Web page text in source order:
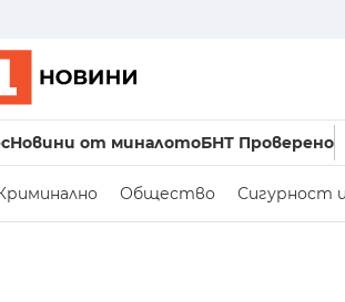
Новини от миналотоБНТ Проверено
Общество Сигурност